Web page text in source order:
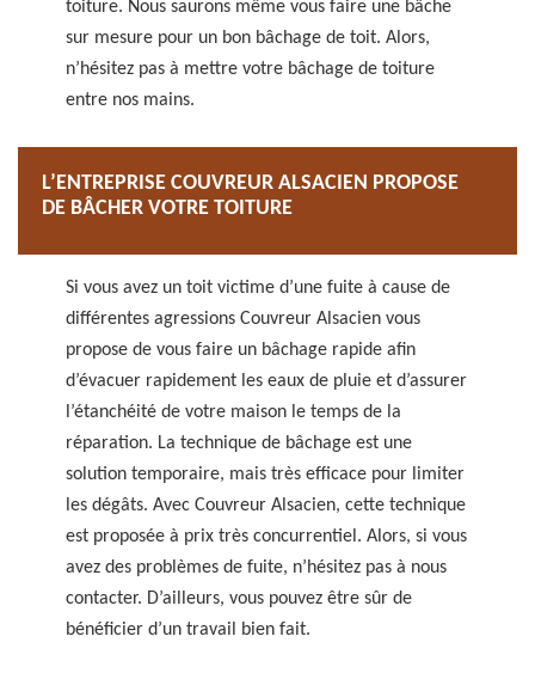
toiture. Nous saurons même vous faire une bâche
sur mesure pour un bon bâchage de toit. Alors,
n’hésitez pas à mettre votre bâchage de toiture
entre nos mains.
L’ENTREPRISE COUVREUR ALSACIEN PROPOSE
DE BÂCHER VOTRE TOITURE
Si vous avez un toit victime d’une fuite à cause de
différentes agressions Couvreur Alsacien vous
propose de vous faire un bâchage rapide afin
d’évacuer rapidement les eaux de pluie et d’assurer
l’étanchéité de votre maison le temps de la
réparation. La technique de bâchage est une
solution temporaire, mais très efficace pour limiter
les dégâts. Avec Couvreur Alsacien, cette technique
est proposée à prix très concurrentiel. Alors, si vous
avez des problèmes de fuite, n’hésitez pas à nous
contacter. D’ailleurs, vous pouvez être sûr de
bénéficier d’un travail bien fait.